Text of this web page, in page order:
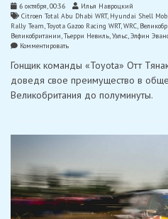
6 октября, 00:36
Илья Навроцкий
Citroen Total Abu Dhabi WRT, Hyundai Shell
Rally Team Toyota Gazoo Racing WRT, WRC
Великобритании Тьерри Невиль Уэльс Элфин
Комментироватьon
уверенно
после
пятничного
Гонщик команды «Toyota» Отт
доведя свое преимущество в
Великобритания до полуминуты.